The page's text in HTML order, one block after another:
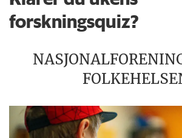
forskningsquiz?